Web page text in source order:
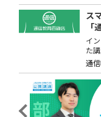
ス
「
イ
た
通